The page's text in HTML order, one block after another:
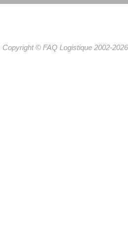
Copyright © FAQ Logistique 2002-